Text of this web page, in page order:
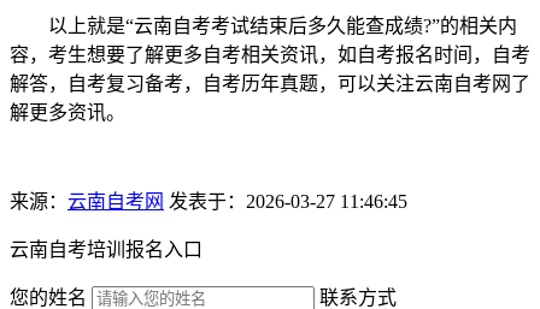
以上就是“云南自考考试结束后多久能查成绩?”的相关内
容，考生想要了解更多自考相关资讯，如自考报名时间，自考
解答，自考复习备考，自考历年真题，可以关注云南自考网了
解更多资讯。
来源： 云南自考网 发表于：2026-03-27 11:46:45
云南自考培训报名入口
您的姓名 联系方式